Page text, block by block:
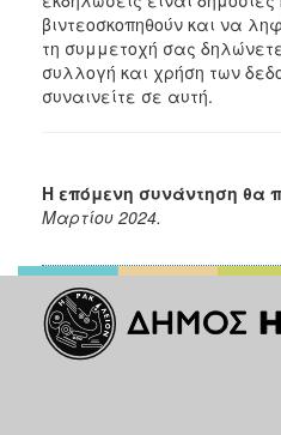
βιντεοσκοπηθούν και να
τη συμμετοχή σας
συλλογή και χρήση των
συναινείτε σε αυτή.
Η επόμενη συνάντηση θα
Μαρτίου 2024.